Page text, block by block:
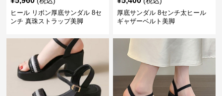
ヒール リボン厚底サンダル 8セ
ンチ 真珠ストラップ美脚
厚底サンダル 8センチ太ヒール
ギャザーベルト美脚